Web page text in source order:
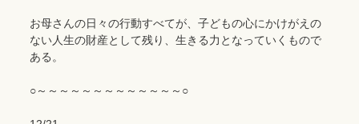
お母さんの日々の行動すべてが、子どもの心にかけがえの
ない人生の財産として残り、生きる力となっていくもので
ある。
○～～～～～～～～～～～～～○